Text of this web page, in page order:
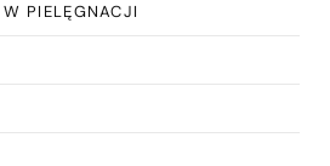
PIELĘGNACJI